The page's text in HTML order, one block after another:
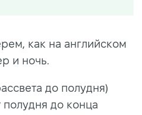
как на английском
и ночь.
до полудня)
до конца